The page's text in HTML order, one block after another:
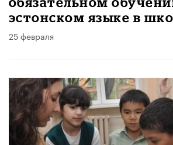
эстонском языке в
25 февраля